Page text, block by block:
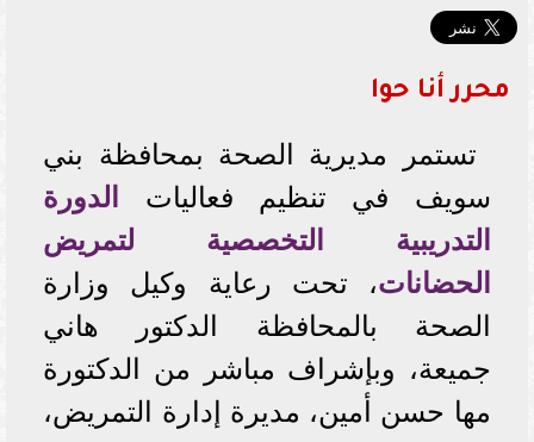
محرر أنا حوا
تستمر مديرية الصحة بمحافظة بني
سويف في تنظيم فعاليات
الدورة
التدريبية التخصصية لتمريض
الحضانات، تحت رعاية وكيل وزارة
الصحة بالمحافظة الدكتور هاني
جميعة، وبإشراف مباشر من الدكتورة
مها حسن أمين، مديرة إدارة التمريض،